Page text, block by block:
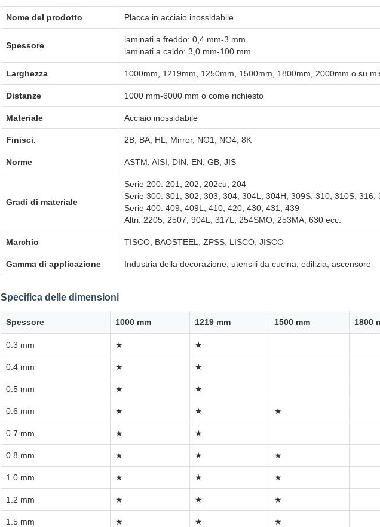
Nome del prodotto Placca in acciaio inossidabile
Spessore
laminati a freddo: 0,4 mm-3 mm
laminati a caldo: 3,0 mm-100 mm
Larghezza 1000mm, 1219mm, 1250mm, 1500mm, 1800mm, 2000mm o su
Distanze 1000 mm-6000 mm o come richiesto
Materiale Acciaio inossidabile
Finisci. 2B, BA, HL, Mirror, NO1, NO4, 8K
Norme ASTM, AISI, DIN, EN, GB, JIS
Gradi di materiale
Serie 200: 201, 202, 202cu, 204
Serie 300: 301, 302, 303, 304, 304L, 304H, 309S, 310, 310S, 316,
Serie 400: 409, 409L, 410, 420, 430, 431, 439
Altri: 2205, 2507, 904L, 317L, 254SMO, 253MA, 630 ecc.
Marchio TISCO, BAOSTEEL, ZPSS, LISCO, JISCO
Gamma di applicazione Industria della decorazione, utensili da cucina, edilizia, ascensore
Specifica delle dimensioni
Spessore 1000 mm 1219 mm 1500 mm 1800
0.3 mm ★ ★
0.4 mm ★ ★
0.5 mm ★ ★
0.6 mm ★ ★ ★
0.7 mm ★ ★
0.8 mm ★ ★ ★
1.0 mm ★ ★ ★
1.2 mm ★ ★ ★
1.5 mm ★ ★ ★